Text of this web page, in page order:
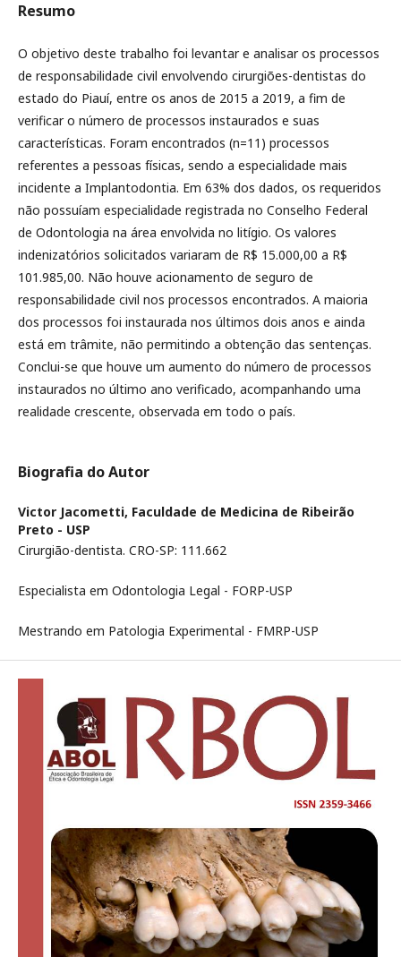
Resumo
O objetivo deste trabalho foi levantar e analisar os processos
de responsabilidade civil envolvendo cirurgiões-dentistas do
estado do Piauí, entre os anos de 2015 a 2019, a fim de
verificar o número de processos instaurados e suas
características. Foram encontrados (n=11) processos
referentes a pessoas físicas, sendo a especialidade mais
incidente a Implantodontia. Em 63% dos dados, os requeridos
não possuíam especialidade registrada no Conselho Federal
de Odontologia na área envolvida no litígio. Os valores
indenizatórios solicitados variaram de R$ 15.000,00 a R$
101.985,00. Não houve acionamento de seguro de
responsabilidade civil nos processos encontrados. A maioria
dos processos foi instaurada nos últimos dois anos e ainda
está em trâmite, não permitindo a obtenção das sentenças.
Conclui-se que houve um aumento do número de processos
instaurados no último ano verificado, acompanhando uma
realidade crescente, observada em todo o país.
Biografia do Autor
Victor Jacometti, Faculdade de Medicina de Ribeirão
Preto - USP
Cirurgião-dentista. CRO-SP: 111.662
Especialista em Odontologia Legal - FORP-USP
Mestrando em Patologia Experimental - FMRP-USP